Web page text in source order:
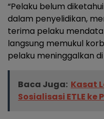
“Pelaku belum
dalam penyelidikan,
terima pelaku
langsung memukul
pelaku meninggalkan
Baca Juga: Kasat
Sosialisasi ETLE ke